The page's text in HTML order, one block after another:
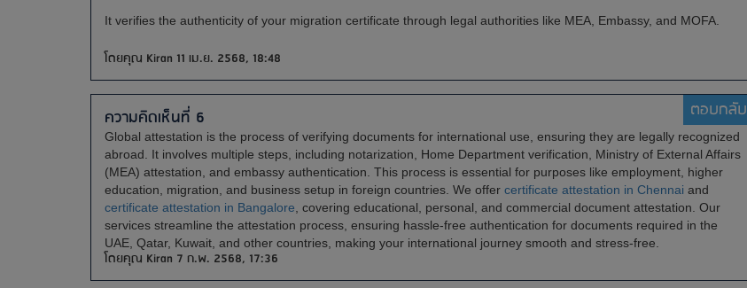
It verifies the authenticity of your migration certificate through legal authorities like MEA, Embassy, ​​and MOFA.
โดยคุณ Kiran 11 เม.ย. 2568, 18:48
ความคิดเห็นที่ 6 ตอบกลับ
Global attestation is the process of verifying documents for international use, ensuring they are legally recognized
abroad. It involves multiple steps, including notarization, Home Department verification, Ministry of External Affairs
(MEA) attestation, and embassy authentication. This process is essential for purposes like employment, higher
education, migration, and business setup in foreign countries. We offer certificate attestation in Chennai and
certificate attestation in Bangalore , covering educational, personal, and commercial document attestation. Our
services streamline the attestation process, ensuring hassle-free authentication for documents required in the
UAE, Qatar, Kuwait, and other countries, making your international journey smooth and stress-free.
โดยคุณ Kiran 7 ก.พ. 2568, 17:36